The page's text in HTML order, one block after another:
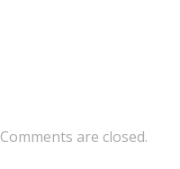
Comments are closed.